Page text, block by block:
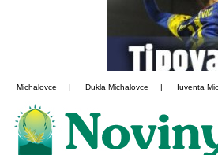
Michalovce | Dukla Michalovce | Iuventa